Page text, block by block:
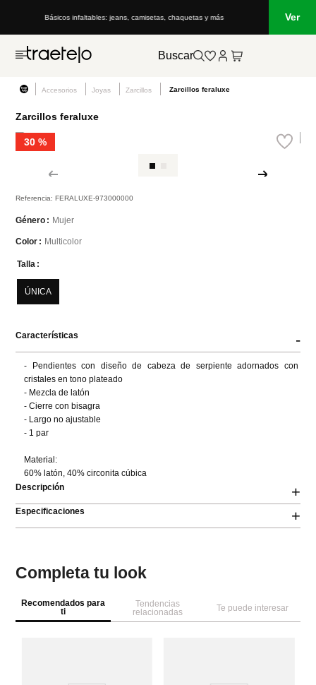
Básicos infaltables: jeans, camisetas, chaquetas y más Ver
Buscar
Accesorios Joyas Zarcillos Zarcillos feraluxe
Zarcillos feraluxe
30 %
Referencia:FERALUXE-973000000
Género Mujer
Color Multicolor
Talla
ÚNICA
Características -
- Pendientes con diseño de cabeza de serpiente adornados con
cristales en tono plateado
- Mezcla de latón
- Cierre con bisagra
- Largo no ajustable
- 1 par
Material:
60% latón, 40% circonita cúbica
Descripción
+
Especificaciones +
Completa tu look
Recomendados para
ti
Tendencias
relacionadas
Te puede interesar